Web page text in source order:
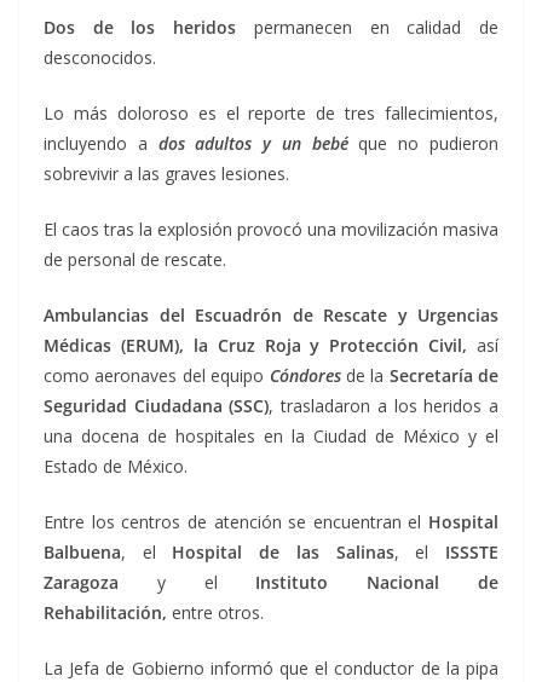
Dos de los heridos permanecen en calidad de
desconocidos.
Lo más doloroso es el reporte de tres fallecimientos,
incluyendo a dos adultos y un bebéque no pudieron
sobrevivir a las graves lesiones.
El caos tras la explosión provocó una movilización masiva
de personal de rescate.
Ambulancias del Escuadrón de Rescate y Urgencias
Médicas (ERUM), la Cruz Roja y Protección Civil, así
como aeronaves del equipo Cóndoresde la Secretaría de
Seguridad Ciudadana (SSC), trasladaron a los heridos a
una docena de hospitales en la Ciudad de México y el
Estado de México.
Entre los centros de atención se encuentran el Hospital
Balbuena, el Hospital de las Salinas, el ISSSTE
Zaragoza y el Instituto Nacional de
Rehabilitación, entre otros.
La Jefa de Gobierno informó que el conductor de la pipa